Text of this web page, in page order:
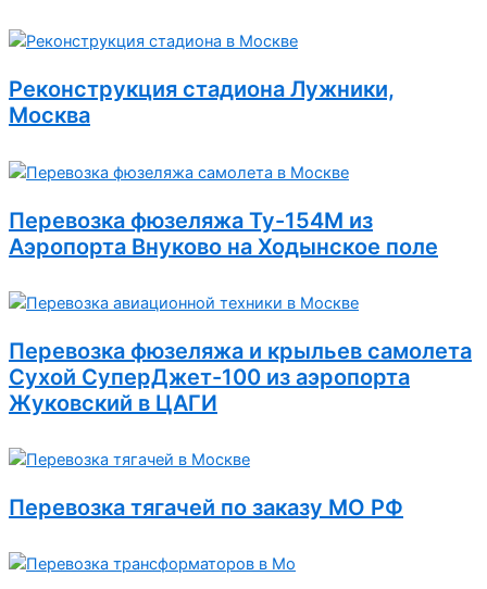
Реконструкция стадиона Лужники,
Москва
Перевозка фюзеляжа Ту-154М из
Аэропорта Внуково на Ходынское поле
Перевозка фюзеляжа и крыльев самолета
Сухой СуперДжет-100 из аэропорта
Жуковский в ЦАГИ
Перевозка тягачей по заказу МО РФ